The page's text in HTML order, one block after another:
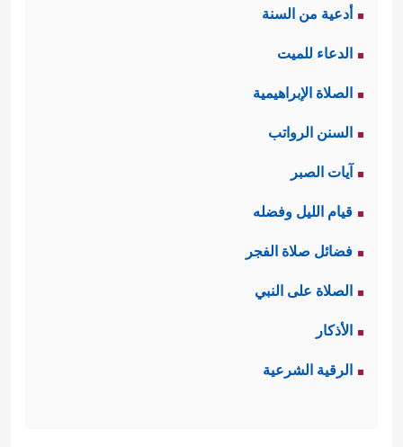
أدعية من السنة
الدعاء للميت
الصلاة الإبراهيمية
السنن الرواتب
آيات الصبر
قيام الليل وفضله
فضائل صلاة الفجر
الصلاة على النبي
الأذكار
الرقية الشرعية